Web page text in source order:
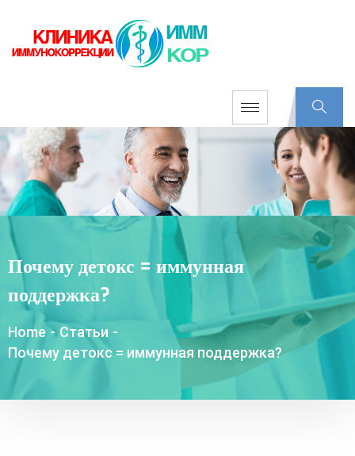
Почему детокс = иммунная
поддержка?
Home - Статьи -
Почему детокс = иммунная поддержка?